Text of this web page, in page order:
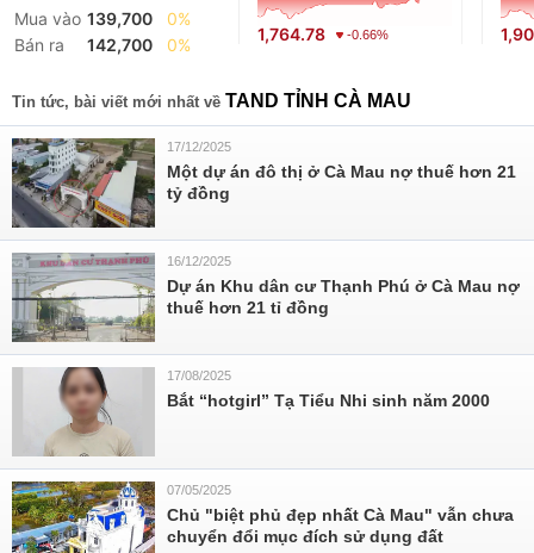
Mua vào 139,700
0%
Bán ra
142,700 0%
1,764.78 -0.66%
Tin tức, bài viết mới nhất về TAND TỈNH CÀ MAU
17/12/2025
Một dự án đô thị ở Cà Mau nợ thuế hơn 21
tỷ đồng
16/12/2025
Dự án Khu dân cư Thạnh Phú ở Cà Mau nợ
thuế hơn 21 tỉ đồng
17/08/2025
Bắt “hotgirl” Tạ Tiểu Nhi sinh năm 2000
07/05/2025
Chủ "biệt phủ đẹp nhất Cà Mau" vẫn chưa
chuyển đổi mục đích sử dụng đất